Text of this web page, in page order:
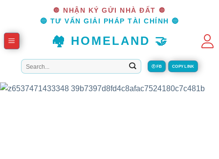
content
🔘 NHẬN KÝ GỬI NHÀ ĐẤT 🔘
🔵 TƯ VẤN GIẢI PHÁP TÀI CHÍNH 🔵
🏘️ HOMELAND 🤝
Tìm
Ⓕ FB COPY LINK